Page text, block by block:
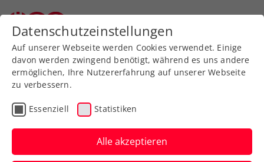
Aktuelle News
Datenschutzeinstellungen
Auf unserer Webseite werden Cookies verwendet. Einige
davon werden zwingend benötigt, während es uns andere
ermöglichen, Ihre Nutzererfahrung auf unserer Webseite
zu verbessern.
Essenziell Statistiken
Alle akzeptieren